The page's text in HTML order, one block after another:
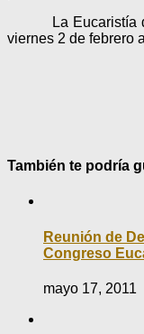
La Eucaristía de
viernes 2 de febrero
También te podría
Reunión de
Congreso
mayo 17, 2011